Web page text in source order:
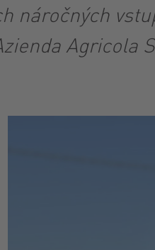
náročných
Agricola